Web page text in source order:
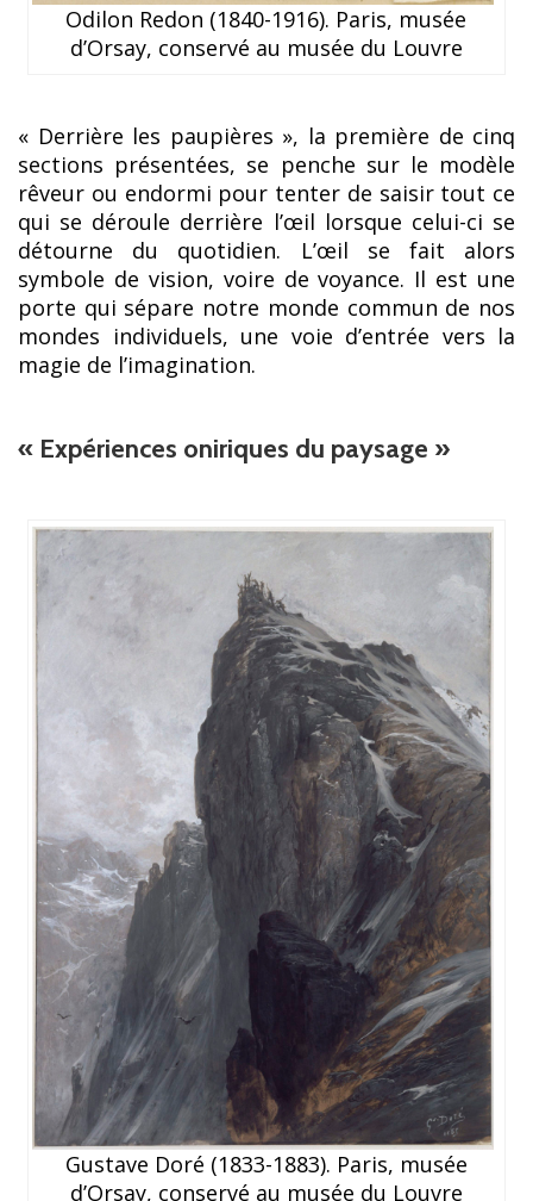
Odilon Redon (1840-1916). Paris, musée
d’Orsay, conservé au musée du Louvre
« Derrière les paupières », la première de cinq
sections présentées, se penche sur le modèle
rêveur ou endormi pour tenter de saisir tout ce
qui se déroule derrière l’œil lorsque celui-ci se
détourne du quotidien. L’œil se fait alors
symbole de vision, voire de voyance. Il est une
porte qui sépare notre monde commun de nos
mondes individuels, une voie d’entrée vers la
magie de l’imagination.
« Expériences oniriques du paysage »
Gustave Doré (1833-1883). Paris, musée
d’Orsay, conservé au musée du Louvre